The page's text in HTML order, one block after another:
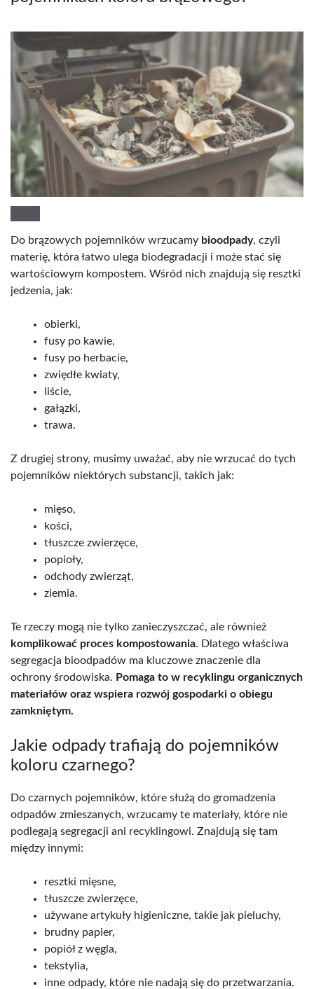
Do brązowych pojemników wrzucamy bioodpady, czyli
materię, która łatwo ulega biodegradacji i może stać się
wartościowym kompostem. Wśród nich znajdują się resztki
jedzenia, jak:
obierki,
fusy po kawie,
fusy po herbacie,
zwiędłe kwiaty,
liście,
gałązki,
trawa.
Z drugiej strony, musimy uważać, aby nie wrzucać do tych
pojemników niektórych substancji, takich jak:
mięso,
kości,
tłuszcze zwierzęce,
popioły,
odchody zwierząt,
ziemia.
Te rzeczy mogą nie tylko zanieczyszczać, ale również
komplikować proces kompostowania. Dlatego właściwa
segregacja bioodpadów ma kluczowe znaczenie dla
ochrony środowiska. Pomaga to w recyklingu organicznych
materiałów oraz wspiera rozwój gospodarki o obiegu
zamkniętym.
Jakie odpady trafiają do pojemników
koloru czarnego?
Do czarnych pojemników, które służą do gromadzenia
odpadów zmieszanych, wrzucamy te materiały, które nie
podlegają segregacji ani recyklingowi. Znajdują się tam
między innymi:
resztki mięsne,
tłuszcze zwierzęce,
używane artykuły higieniczne, takie jak pieluchy,
brudny papier,
popiół z węgla,
tekstylia,
inne odpady, które nie nadają się do przetwarzania.